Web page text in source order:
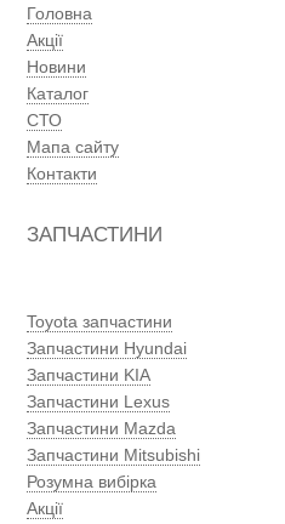
Головна
Акції
Новини
Каталог
СТО
Мапа сайту
Контакти
ЗАПЧАСТИНИ
Toyota запчастини
Запчастини Hyundai
Запчастини KIA
Запчастини Lexus
Запчастини Mazda
Запчастини Mitsubishi
Розумна вибірка
Акції